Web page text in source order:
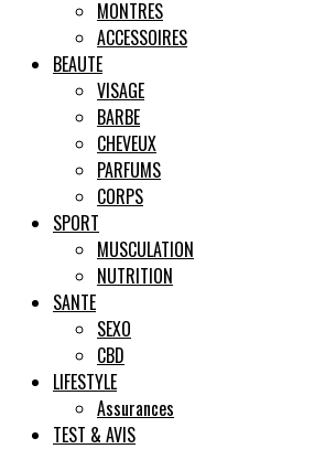
Pas si
Male
MONTRES
ACCESSOIRES
BEAUTE
VISAGE
BARBE
CHEVEUX
PARFUMS
CORPS
SPORT
MUSCULATION
NUTRITION
SANTE
SEXO
CBD
LIFESTYLE
Assurances
TEST & AVIS